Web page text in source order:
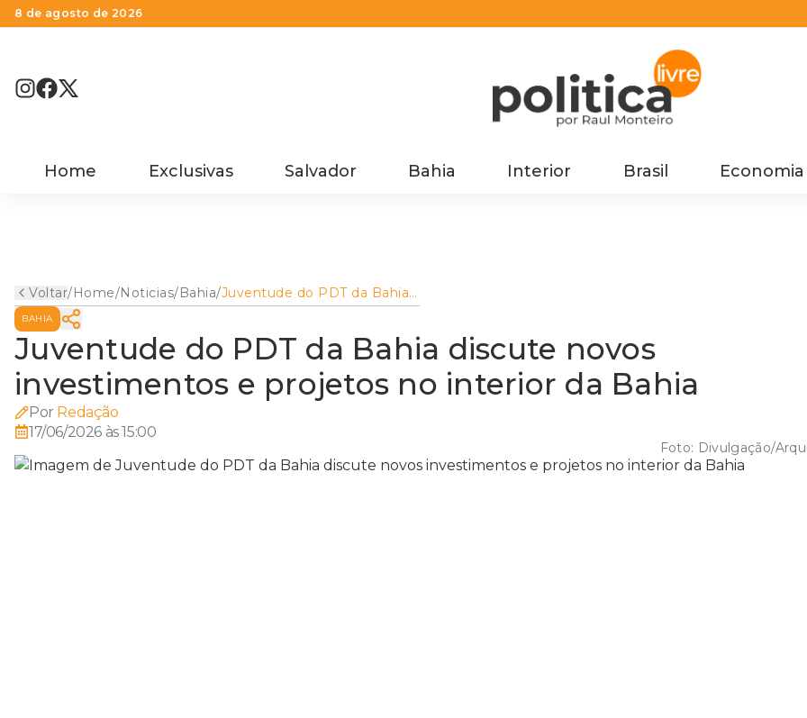
8 de agosto de 2026
Home Exclusivas Salvador Bahia Interior Brasil Economia
Voltar/Home/Noticias/Bahia/Juventude do PDT da Bahia
discute novos investimentos
Bahia
BAHIA
Juventude do PDT da Bahia discute novos
investimentos e projetos no interior da Bahia
Por Redação
17/06/2026 às 15:00
Foto: Divulgação/